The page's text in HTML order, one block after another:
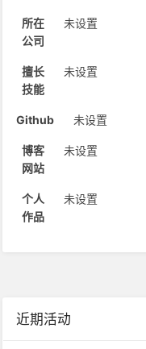
近期活动
所在
公司
未设置
擅长
技能
未设置
Github 未设置
博客
网站
未设置
个人
作品
未设置